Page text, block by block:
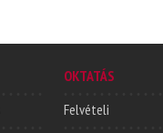
OKTATÁS
Felvételi